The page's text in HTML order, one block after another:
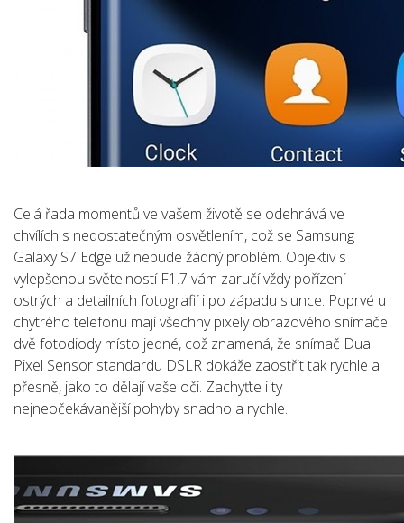
Celá řada momentů ve vašem životě se odehrává ve
chvílích s nedostatečným osvětlením, což se Samsung
Galaxy S7 Edge už nebude žádný problém. Objektiv s
vylepšenou světelností F1.7 vám zaručí vždy pořízení
ostrých a detailních fotografií i po západu slunce. Poprvé u
chytrého telefonu mají všechny pixely obrazového snímače
dvě fotodiody místo jedné, což znamená, že snímač Dual
Pixel Sensor standardu DSLR dokáže zaostřit tak rychle a
přesně, jako to dělají vaše oči. Zachyťte i ty
nejneočekávanější pohyby snadno a rychle.